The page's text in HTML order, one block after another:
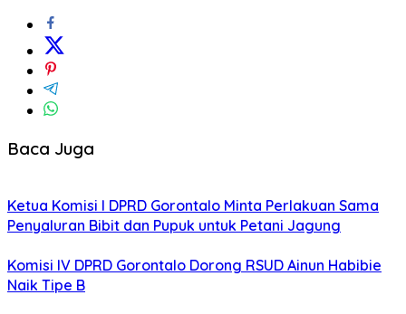
Baca Juga
Ketua Komisi I DPRD Gorontalo Minta Perlakuan Sama
Penyaluran Bibit dan Pupuk untuk Petani Jagung
Komisi IV DPRD Gorontalo Dorong RSUD Ainun Habibie
Naik Tipe B